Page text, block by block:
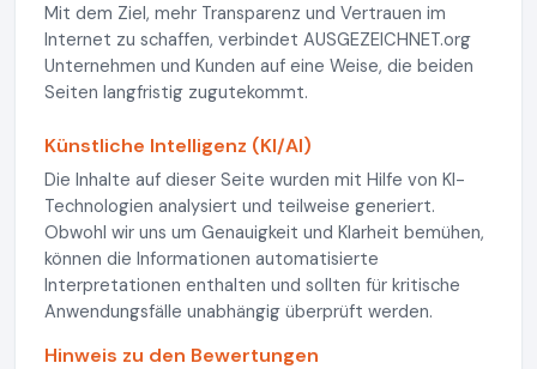
Mit dem Ziel, mehr Transparenz und Vertrauen im
Internet zu schaffen, verbindet AUSGEZEICHNET.org
Unternehmen und Kunden auf eine Weise, die beiden
Seiten langfristig zugutekommt.
Künstliche Intelligenz (KI/AI)
Die Inhalte auf dieser Seite wurden mit Hilfe von KI-
Technologien analysiert und teilweise generiert.
Obwohl wir uns um Genauigkeit und Klarheit bemühen,
können die Informationen automatisierte
Interpretationen enthalten und sollten für kritische
Anwendungsfälle unabhängig überprüft werden.
Hinweis zu den Bewertungen